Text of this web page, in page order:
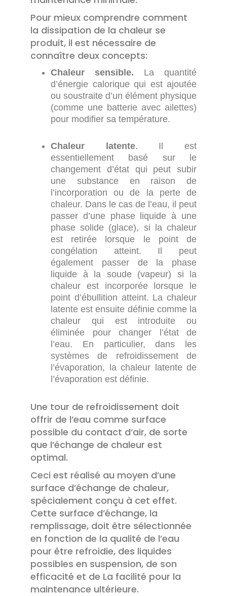
Pour mieux comprendre comment
la dissipation de la chaleur se
produit, il est nécessaire de
connaître deux concepts:
Chaleur sensible. La quantité
d’énergie calorique qui est ajoutée
ou soustraite d’un élément physique
(comme une batterie avec ailettes)
pour modifier sa température.
Chaleur latente. Il est
essentiellement basé sur le
changement d’état qui peut subir
une substance en raison de
l’incorporation ou de la perte de
chaleur. Dans le cas de l’eau, il peut
passer d’une phase liquide à une
phase solide (glace), si la chaleur
est retirée lorsque le point de
congélation atteint. Il peut
également passer de la phase
liquide à la soude (vapeur) si la
chaleur est incorporée lorsque le
point d’ébullition atteint. La chaleur
latente est ensuite définie comme la
chaleur qui est introduite ou
éliminée pour changer l’état de
l’eau. En particulier, dans les
systèmes de refroidissement de
l’évaporation, la chaleur latente de
l’évaporation est définie.
Une tour de refroidissement doit
offrir de l’eau comme surface
possible du contact d’air, de sorte
que l’échange de chaleur est
optimal.
Ceci est réalisé au moyen d’une
surface d’échange de chaleur,
spécialement conçu à cet effet.
Cette surface d’échange, la
remplissage, doit être sélectionnée
en fonction de la qualité de l’eau
pour être refroidie, des liquides
possibles en suspension, de son
efficacité et de La facilité pour la
maintenance ultérieure.